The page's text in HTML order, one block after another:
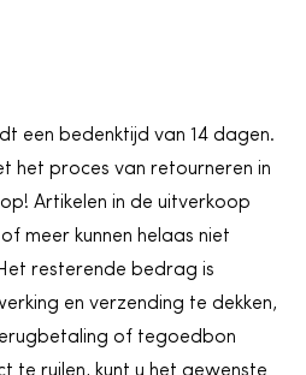
een bedenktijd van 14 dagen.
het proces van retourneren in
Artikelen in de uitverkoop
meer kunnen helaas niet
resterende bedrag is
en verzending te dekken,
of tegoedbon